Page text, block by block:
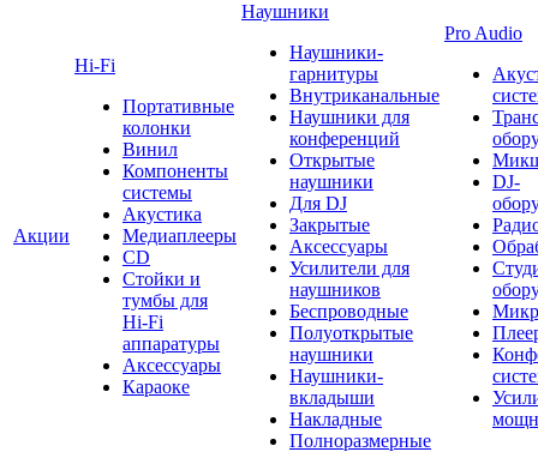
Акции
Hi-Fi
Портативные
колонки
Винил
Компоненты
системы
Акустика
Медиаплееры
CD
Стойки и
тумбы для
Hi-Fi
аппаратуры
Аксессуары
Караоке
Наушники
Наушники-
гарнитуры
Внутриканальные
Наушники для
конференций
Открытые
наушники
Для DJ
Закрытые
Аксессуары
Усилители для
наушников
Беспроводные
Полуоткрытые
наушники
Наушники-
вкладыши
Накладные
Полноразмерные
Pro Audio
DJ-